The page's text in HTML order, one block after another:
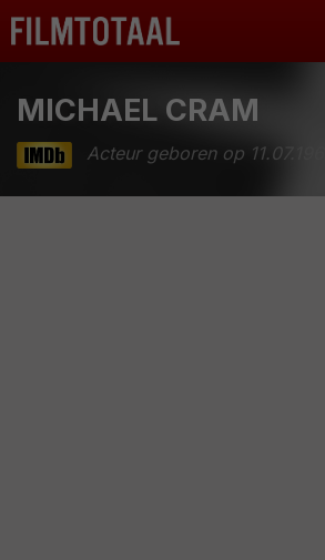
MICHAEL CRAM
Acteur geboren op 11.07.1968